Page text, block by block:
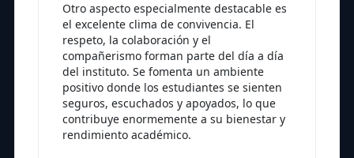
Otro aspecto especialmente destacable es
el excelente clima de convivencia. El
respeto, la colaboración y el
compañerismo forman parte del día a día
del instituto. Se fomenta un ambiente
positivo donde los estudiantes se sienten
seguros, escuchados y apoyados, lo que
contribuye enormemente a su bienestar y
rendimiento académico.